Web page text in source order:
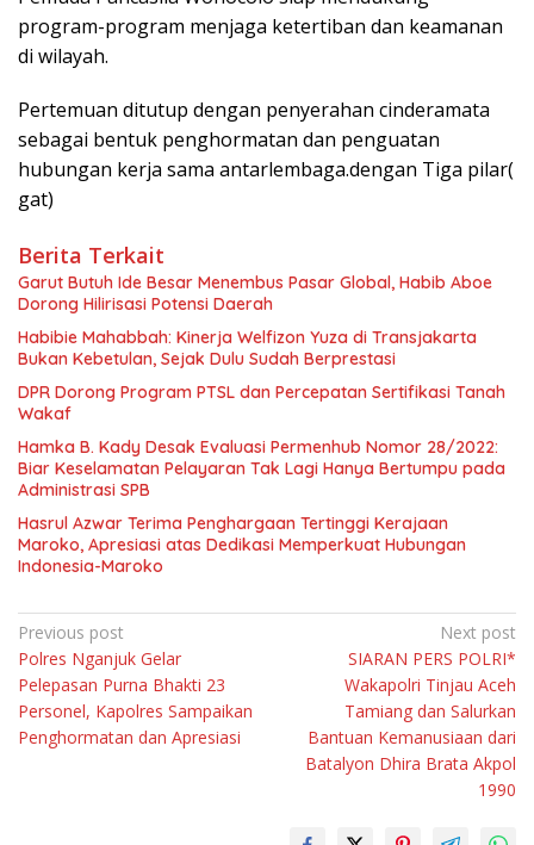
program-program menjaga ketertiban dan keamanan
di wilayah.
Pertemuan ditutup dengan penyerahan cinderamata
sebagai bentuk penghormatan dan penguatan
hubungan kerja sama antarlembaga.dengan Tiga pilar(
gat)
Berita Terkait
Garut Butuh Ide Besar Menembus Pasar Global, Habib Aboe
Dorong Hilirisasi Potensi Daerah
Habibie Mahabbah: Kinerja Welfizon Yuza di Transjakarta
Bukan Kebetulan, Sejak Dulu Sudah Berprestasi
DPR Dorong Program PTSL dan Percepatan Sertifikasi Tanah
Wakaf
Hamka B. Kady Desak Evaluasi Permenhub Nomor 28/2022:
Biar Keselamatan Pelayaran Tak Lagi Hanya Bertumpu pada
Administrasi SPB
Hasrul Azwar Terima Penghargaan Tertinggi Kerajaan
Maroko, Apresiasi atas Dedikasi Memperkuat Hubungan
Indonesia-Maroko
Navigasi
pos
Previous post
Polres Nganjuk Gelar
Pelepasan Purna Bhakti 23
Personel, Kapolres Sampaikan
Penghormatan dan Apresiasi
Next post
SIARAN PERS POLRI*
Wakapolri Tinjau Aceh
Tamiang dan Salurkan
Bantuan Kemanusiaan dari
Batalyon Dhira Brata Akpol
1990